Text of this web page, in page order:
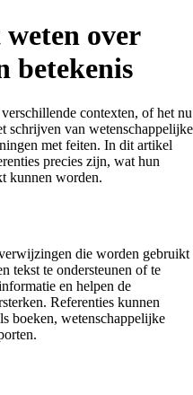
over
betekenis
contexten, of het nu
schrijven van wetenschappelijke
met feiten. In dit artikel
precies zijn, wat hun
kunnen worden.
die worden gebruikt
tekst te ondersteunen of te
en helpen de
Referenties kunnen
boeken, wetenschappelijke